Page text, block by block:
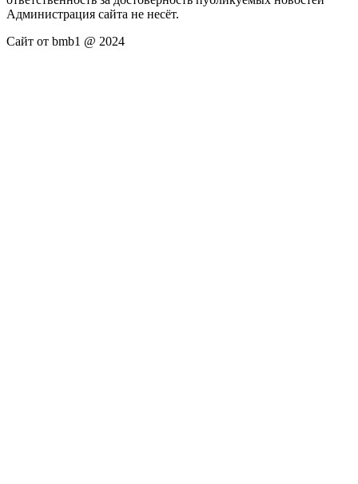
Администрация сайта не несёт.
Сайт от bmb1 @ 2024